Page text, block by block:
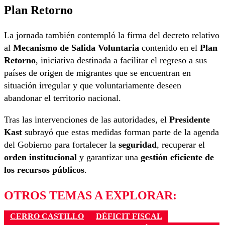
Plan Retorno
La jornada también contempló la firma del decreto relativo
al Mecanismo de Salida Voluntaria contenido en el Plan
Retorno, iniciativa destinada a facilitar el regreso a sus
países de origen de migrantes que se encuentran en
situación irregular y que voluntariamente deseen
abandonar el territorio nacional.
Tras las intervenciones de las autoridades, el Presidente
Kast subrayó que estas medidas forman parte de la agenda
del Gobierno para fortalecer la seguridad, recuperar el
orden institucional y garantizar una gestión eficiente de
los recursos públicos.
OTROS TEMAS A EXPLORAR:
CERRO CASTILLO
DÉFICIT FISCAL